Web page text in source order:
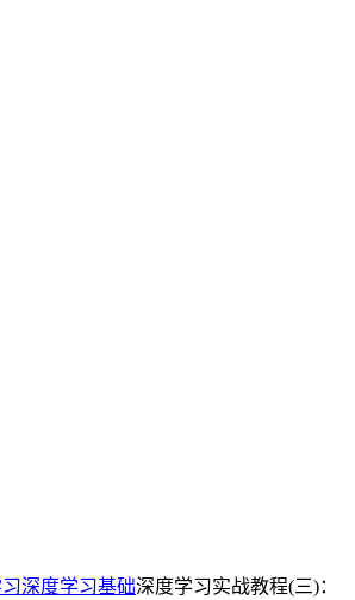
深度学习基础深度学习实战教程(三)：